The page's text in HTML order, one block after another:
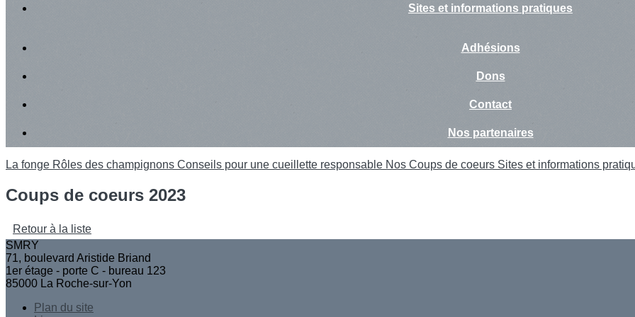
Sites et informations pratiques
Adhésions
Dons
Contact
Nos partenaires
La fonge Rôles des champignons Conseils pour une cueillette responsable Nos Coups de coeurs Sites et informations
Coups de coeurs 2023
Retour à la liste
SMRY
71, boulevard Aristide Briand
1er étage - porte C - bureau 123
85000 La Roche-sur-Yon
Plan du site